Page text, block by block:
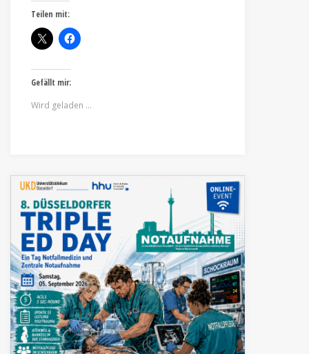
Teilen mit:
Gefällt mir:
Wird geladen …